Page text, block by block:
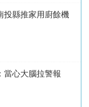
縣推家用廚餘機
心大腦拉警報